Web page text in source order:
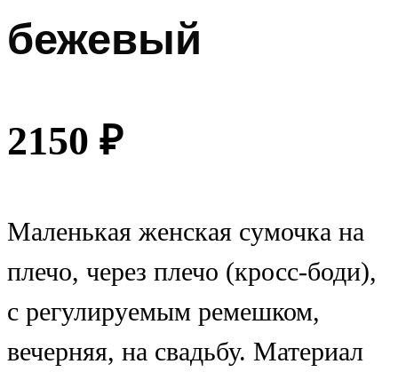
бежевый
2150 ₽
Маленькая женская сумочка на
плечо, через плечо (кросс-боди),
с регулируемым ремешком,
вечерняя, на свадьбу. Материал